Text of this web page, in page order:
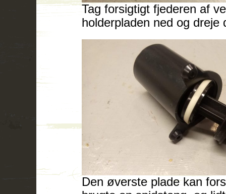
Tag forsigtigt fjederen af
holderpladen ned og dreje
Den øverste plade kan